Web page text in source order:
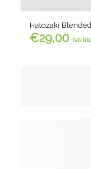
Hatozaki
€29,00 iva